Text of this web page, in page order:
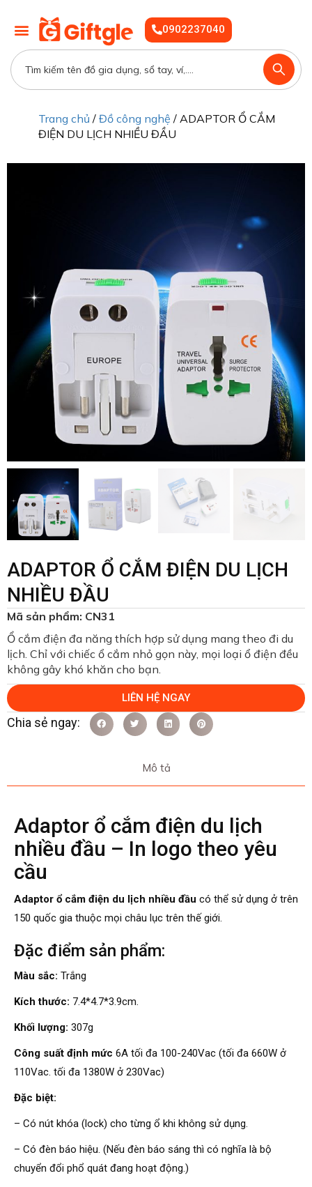
0902237040
Trang chủ / Đồ công nghệ / ADAPTOR Ổ CẮM
ĐIỆN DU LỊCH NHIỀU ĐẦU
ADAPTOR Ổ CẮM ĐIỆN DU LỊCH
NHIỀU ĐẦU
Mã sản phẩm: CN31
Ổ cắm điện đa năng thích hợp sử dụng mang theo đi du
lịch. Chỉ với chiếc ổ cắm nhỏ gọn này, mọi loại ổ điện đều
không gây khó khăn cho bạn.
LIÊN HỆ NGAY
Mô tả
Adaptor ổ cắm điện du lịch
nhiều đầu – In logo theo yêu
cầu
Adaptor ổ cắm điện du lịch nhiều đầu có thể sử dụng ở trên
150 quốc gia thuộc mọi châu lục trên thế giới.
Đặc điểm sản phẩm:
Màu sắc: Trắng
‎Kích thước: 7.4*4.7*3.9cm.
Khối lượng: 307g
Công suất định mức 6A tối đa 100-240Vac (tối đa 660W ở
110Vac. tối đa 1380W ở 230Vac)
Đặc biệt:
– Có nút khóa (lock) cho từng ổ khi không sử dụng.
– Có đèn báo hiệu. (Nếu đèn báo sáng thì có nghĩa là bộ
chuyển đổi phổ quát đang hoạt động.)